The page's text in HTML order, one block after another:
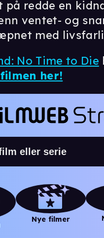
på redde en
ventet- og
med
No Time to Die
her!
Nye filmer